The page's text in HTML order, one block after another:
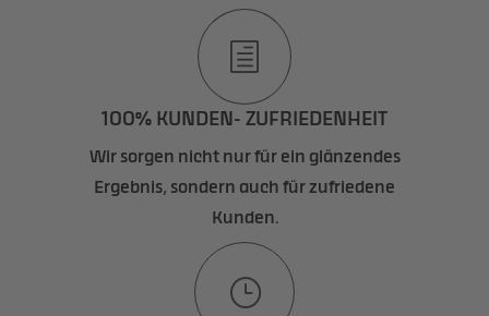
h
100% KUNDEN- ZUFRIEDENHEIT
Wir sorgen nicht nur für ein glänzendes
Ergebnis, sondern auch für zufriedene
Kunden.
}